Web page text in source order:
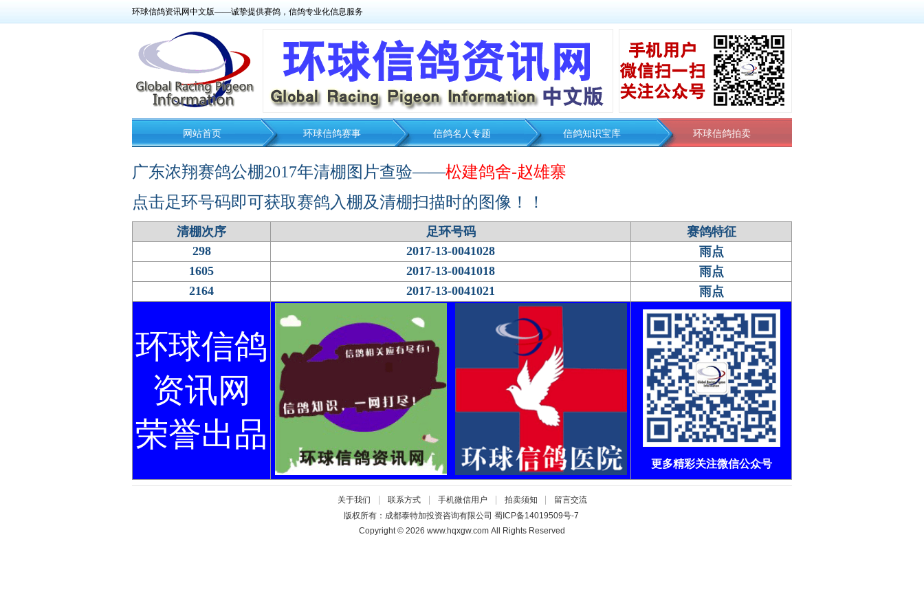
环球信鸽资讯网中文版——诚挚提供赛鸽，信鸽专业化信息服务
网站首页 环球信鸽赛事 信鸽名人专题 信鸽知识宝库 环球信鸽拍卖
广东浓翔赛鸽公棚2017年清棚图片查验——松建鸽舍-赵雄寨
点击足环号码即可获取赛鸽入棚及清棚扫描时的图像！！
清棚次序 足环号码
赛鸽特征
298
2017-13-0041028
雨点
1605
2017-13-0041018
雨点
2164
2017-13-0041021 雨点
环球信鸽
资讯网
荣誉出品
更多精彩关注微信公众号
关于我们 联系方式| 手机微信用户 拍卖须知
留言交流
版权所有：成都泰特加投资咨询有限公司 蜀ICP备14019509号-7
Copyright © 2026 www.hqxgw.com All Rights Reserved